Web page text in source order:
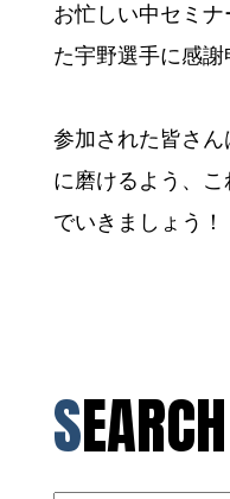
お忙しい中セミ
た宇野選手に感謝
参加された皆さ
に磨けるよう、
でいきましょう！
SEARCH